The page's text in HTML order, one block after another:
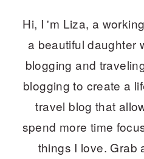
Hi, I 'm Liza, a
a beautiful daughter
blogging and
blogging to create a
travel blog that
spend more time
things I love. Grab